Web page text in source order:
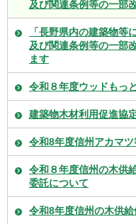
及び関連条例等の一部
「長野県内の建築物等
及び関連条例等の一部
ます
令和８年度ウッドもっ
建築物木材利用促進協
令和8年度信州アカマ
令和８年度信州の木供
委託について
令和8年度信州の木供